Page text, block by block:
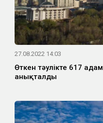
27.08.2022 14:03
Өткен тәулікте 617
анықталды